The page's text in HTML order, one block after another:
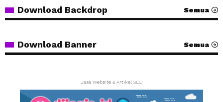
Download Backdrop Semua
Download Banner Semua
Jasa Website & Artikel SEO